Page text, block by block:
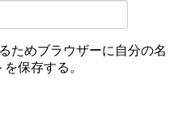
ためブラウザーに自分の名
保存する。